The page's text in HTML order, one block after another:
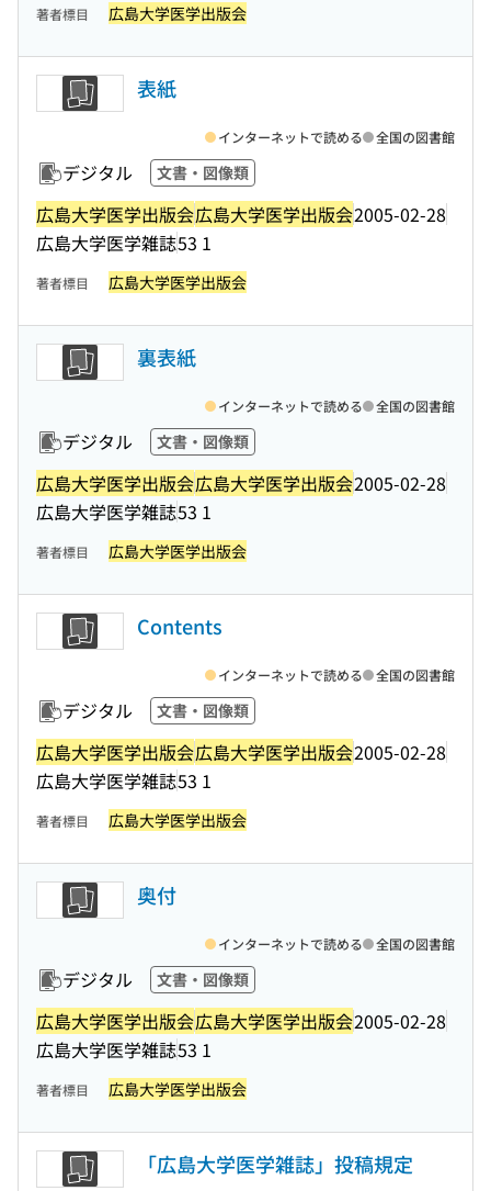
著者標目 広島大学医学出版会
表紙
デジタル 文書・図像類
広島大学医学出版会広島大学医学出版会2005-02-28
広島大学医学雑誌53 1
インターネットで読める 全国の図書館
著者標目 広島大学医学出版会
裏表紙
デジタル 文書・図像類
広島大学医学出版会広島大学医学出版会2005-02-28
広島大学医学雑誌53 1
インターネットで読める 全国の図書館
著者標目 広島大学医学出版会
Contents
デジタル 文書・図像類
広島大学医学出版会広島大学医学出版会2005-02-28
広島大学医学雑誌53 1
インターネットで読める 全国の図書館
著者標目 広島大学医学出版会
奥付
デジタル 文書・図像類
広島大学医学出版会広島大学医学出版会2005-02-28
広島大学医学雑誌53 1
インターネットで読める 全国の図書館
著者標目 広島大学医学出版会
「広島大学医学雑誌」投稿規定